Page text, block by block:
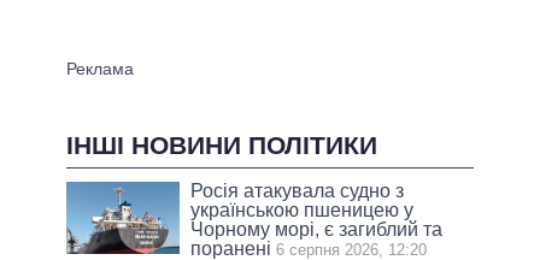
ІНШІ НОВИНИ ПОЛІТИКИ
Росія атакувала судно з
українською пшеницею у
Чорному морі, є загиблий та
поранені 6 серпня 2026, 12:20